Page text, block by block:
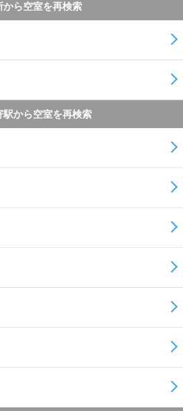
から空室を再検索
駅から空室を再検索